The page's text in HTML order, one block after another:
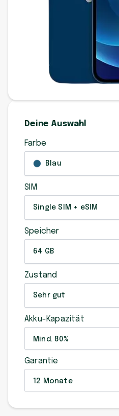
Deine Auswahl
Farbe
Blau
SIM
Single SIM + eSIM
Speicher
64 GB
Zustand
Sehr gut
Akku-Kapazität
Mind. 80%
Garantie
12 Monate